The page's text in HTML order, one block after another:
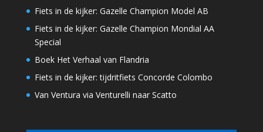
Fiets in de kijker: Gazelle Champion Model AB
Fiets in de kijker: Gazelle Champion Mondial AA
Special
Boek Het Verhaal van Flandria
Fiets in de kijker: tijdritfiets Concorde Colombo
Van Ventura via Venturelli naar Scatto